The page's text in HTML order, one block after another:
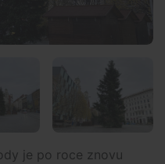
je po roce znovu